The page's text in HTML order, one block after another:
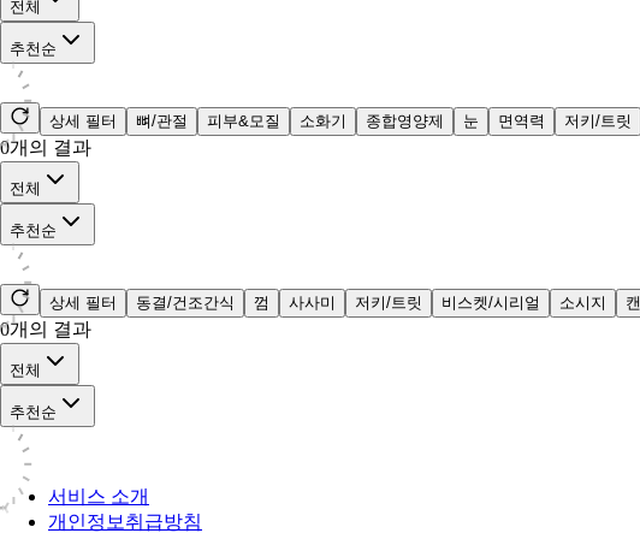
전체
추천순
상세 필터 뼈/관절 피부&모질 소화기 종합영양제 눈 면역력 저키/트릿
0개의 결과
전체
추천순
상세 필터 동결/건조간식 껌 사사미 저키/트릿 비스켓/시리얼 소시지
0개의 결과
전체
추천순
서비스 소개
개인정보취급방침